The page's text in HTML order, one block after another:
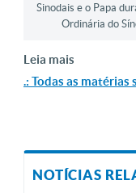
Sinodais e o Papa
Ordinária do
Leia mais
.: Todas as matérias
NOTÍCIAS